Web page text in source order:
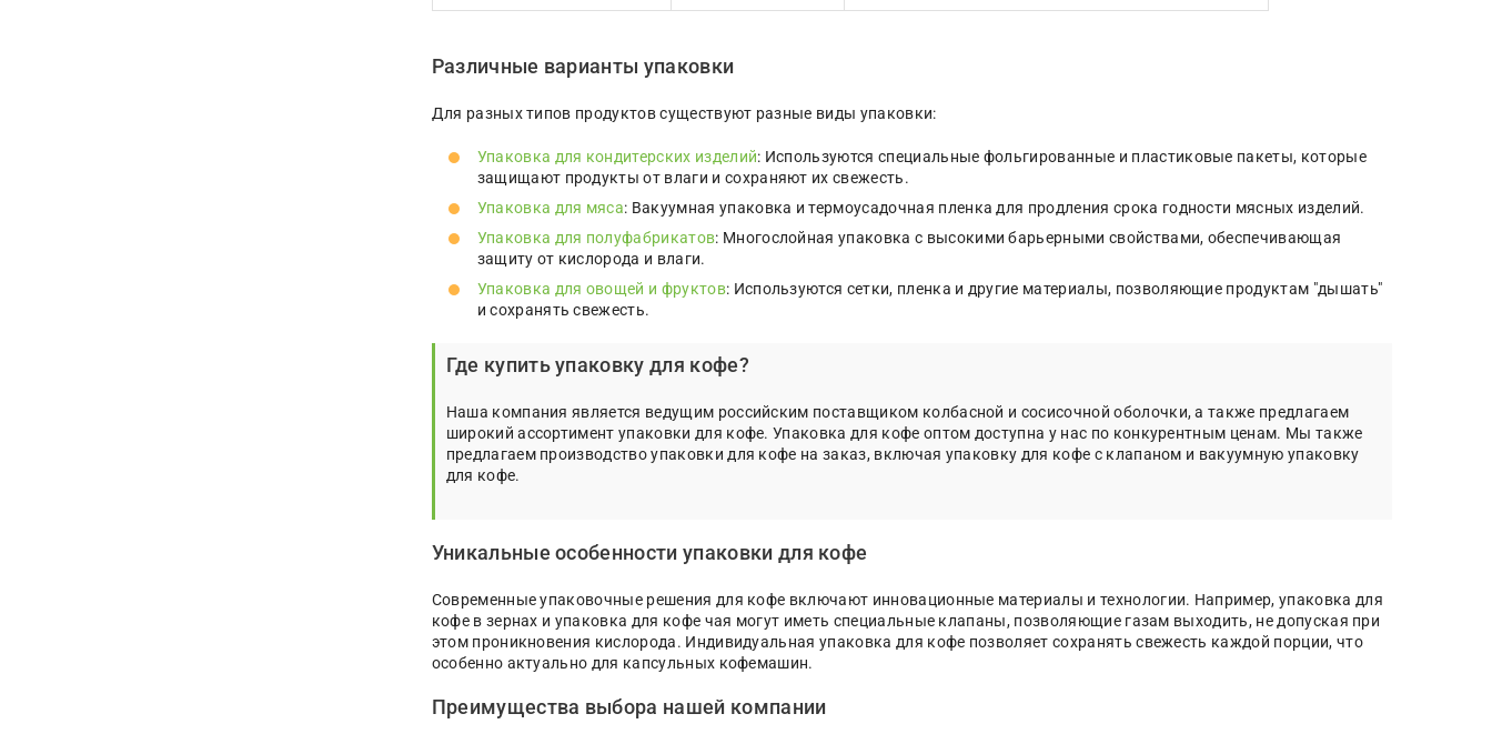
Различные варианты упаковки
Для разных типов продуктов существуют разные виды упаковки:
Упаковка для кондитерских изделий: Используются специальные фольгированные и пластиковые пакеты, которые
защищают продукты от влаги и сохраняют их свежесть.
Упаковка для мяса: Вакуумная упаковка и термоусадочная пленка для продления срока годности мясных изделий.
Упаковка для полуфабрикатов: Многослойная упаковка с высокими барьерными свойствами, обеспечивающая
защиту от кислорода и влаги.
Упаковка для овощей и фруктов: Используются сетки, пленка и другие материалы, позволяющие продуктам "дышать"
и сохранять свежесть.
Где купить упаковку для кофе?
Наша компания является ведущим российским поставщиком колбасной и сосисочной оболочки, а также предлагаем
широкий ассортимент упаковки для кофе. Упаковка для кофе оптом доступна у нас по конкурентным ценам. Мы также
предлагаем производство упаковки для кофе на заказ, включая упаковку для кофе с клапаном и вакуумную упаковку
для кофе.
Уникальные особенности упаковки для кофе
Современные упаковочные решения для кофе включают инновационные материалы и технологии. Например, упаковка для
кофе в зернах и упаковка для кофе чая могут иметь специальные клапаны, позволяющие газам выходить, не допуская при
этом проникновения кислорода. Индивидуальная упаковка для кофе позволяет сохранять свежесть каждой порции, что
особенно актуально для капсульных кофемашин.
Преимущества выбора нашей компании